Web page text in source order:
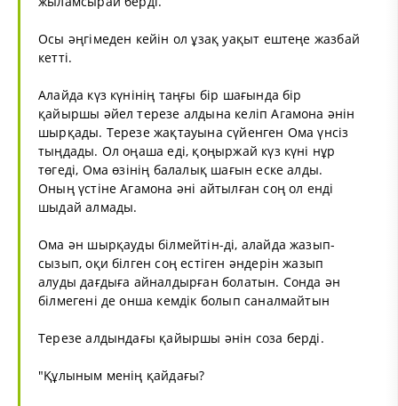
Осы әңгімеден кейін ол ұзақ уақыт ештеңе жазбай
кетті.
Алайда күз күнінің таңғы бір шағында бір
қайыршы әйел терезе алдына келіп Агамона әнін
шырқады. Терезе жақтауына сүйенген Ома үнсіз
тыңдады. Ол оңаша еді, қоңыржай күз күні нұр
төгеді, Ома өзінің балалық шағын еске алды.
Оның үстіне Агамона әні айтылған соң ол енді
шыдай алмады.
Ома ән шырқауды білмейтін-ді, алайда жазып-
сызып, оқи білген соң естіген әндерін жазып
алуды дағдыға айналдырған болатын. Сонда ән
білмегені де онша кемдік болып саналмайтын
Терезе алдындағы қайыршы әнін соза берді.
"Құлыным менің қайдағы?